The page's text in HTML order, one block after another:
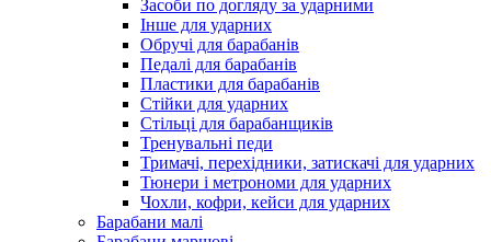
Засоби по догляду за ударними
Інше для ударних
Обручі для барабанів
Педалі для барабанів
Пластики для барабанів
Стійки для ударних
Стільці для барабанщиків
Тренувальні педи
Тримачі, перехідники, затискачі для ударних
Тюнери і метрономи для ударних
Чохли, кофри, кейси для ударних
Барабани малі